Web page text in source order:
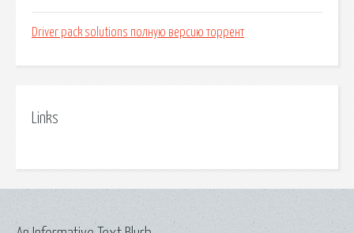
Driver pack solutions полную версию торрент
Links